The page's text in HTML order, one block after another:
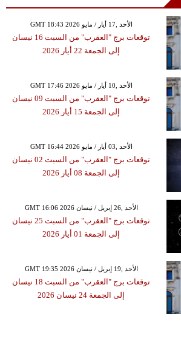
GMT 18:43 2026 الأحد ,17 أيار / مايو
توقعات برج "العقرب" من السبت 16 نيسان
إلى الجمعة 22 أيار 2026
GMT 17:46 2026 الأحد ,10 أيار / مايو
توقعات برج "العقرب" من السبت 09 نيسان
إلى الجمعة 15 أيار 2026
GMT 16:44 2026 الأحد ,03 أيار / مايو
توقعات برج "العقرب" من السبت 02 نيسان
إلى الجمعة 08 أيار 2026
GMT 16:06 2026 الأحد ,26 إبريل / نيسان
توقعات برج "العقرب" من السبت 25 نيسان
إلى الجمعة 01 أيار 2026
GMT 19:35 2026 الأحد ,19 إبريل / نيسان
توقعات برج "العقرب" من السبت 18 نيسان
إلى الجمعة 24 نيسان 2026